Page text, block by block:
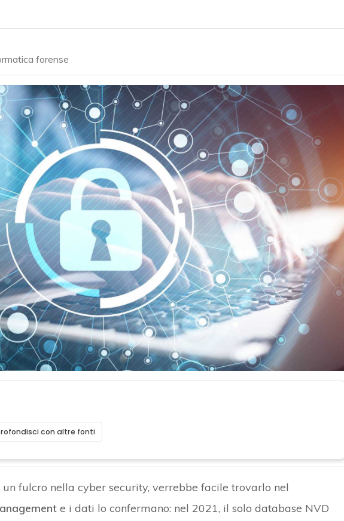
forense
con altre fonti
fulcro nella cyber security, verrebbe facile trovarlo nel
e i dati lo confermano: nel 2021, il solo database NVD